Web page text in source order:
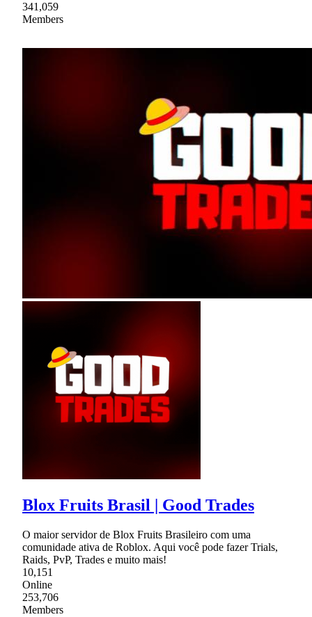
341,059
Members
Blox Fruits Brasil | Good Trades
O maior servidor de Blox Fruits Brasileiro com uma
comunidade ativa de Roblox. Aqui você pode fazer Trials,
Raids, PvP, Trades e muito mais!
10,151
Online
253,706
Members